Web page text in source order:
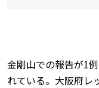
金剛山での報告が1
れている。大阪府レ